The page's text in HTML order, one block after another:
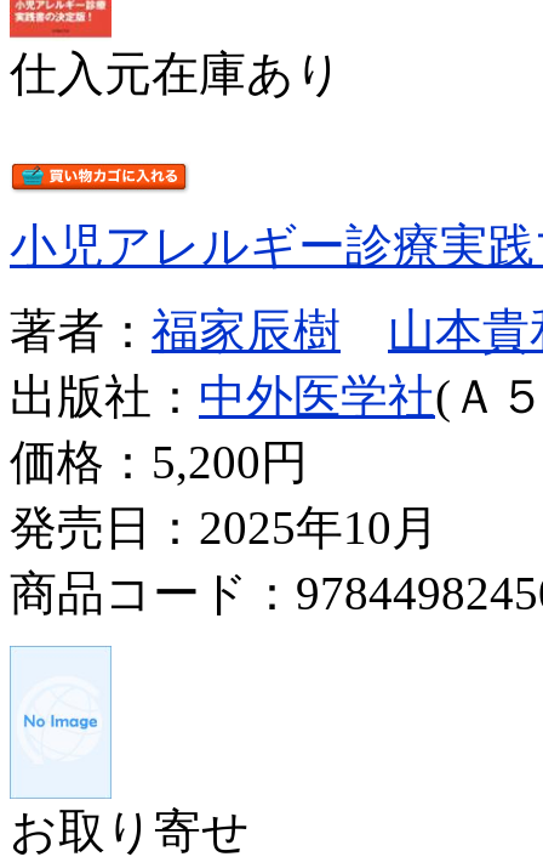
仕入元在庫あり
小児アレルギー診療実
著者： 福家辰樹
山本貴
出版社： 中外医学社(Ａ
価格： 5,200円
発売日：2025年10月
商品コード：
お取り寄せ